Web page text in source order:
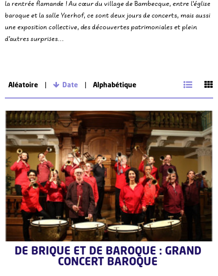
la rentrée flamande ! Au cœur du village de Bambecque, entre l'église
baroque et la salle Yserhof, ce sont deux jours de concerts, mais aussi
une exposition collective, des découvertes patrimoniales et plein
d’autres surprises…
Aléatoire Date Alphabétique
DE BRIQUE ET DE BAROQUE : GRAND
CONCERT BAROQUE